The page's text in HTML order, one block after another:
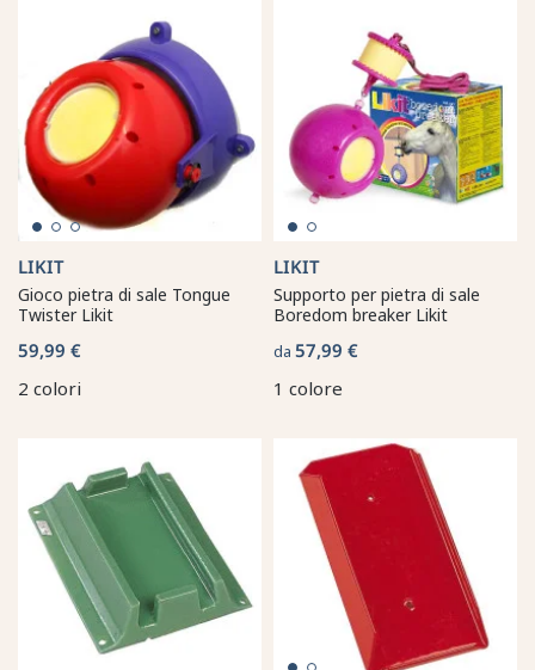
LIKIT
Gioco pietra di sale Tongue
Twister Likit
59,99 €
2 colori
LIKIT
Supporto per pietra di sale
Boredom breaker Likit
da 57,99 €
1 colore